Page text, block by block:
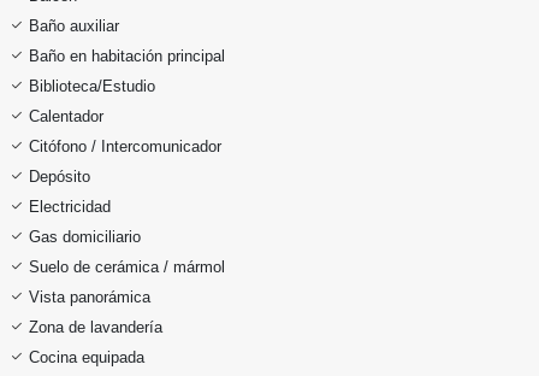
Baño auxiliar
Baño en habitación principal
Biblioteca/Estudio
Calentador
Citófono / Intercomunicador
Depósito
Electricidad
Gas domiciliario
Suelo de cerámica / mármol
Vista panorámica
Zona de lavandería
Cocina equipada